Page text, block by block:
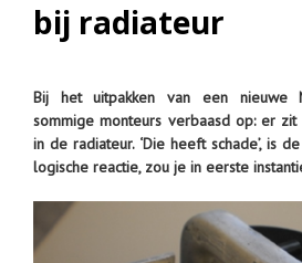
bij radiateur
Bij het uitpakken van een nieuwe
sommige monteurs verbaasd op: er
in de radiateur. ‘Die heeft schade’, is
logische reactie, zou je in eerste